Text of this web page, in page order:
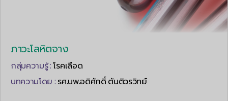
ภาวะโลหิตจาง
กลุ่มความรู้ :โรคเลือด
บทความโดย : รศ.นพ.อดิศักดิ์ ตันติวรวิทย์